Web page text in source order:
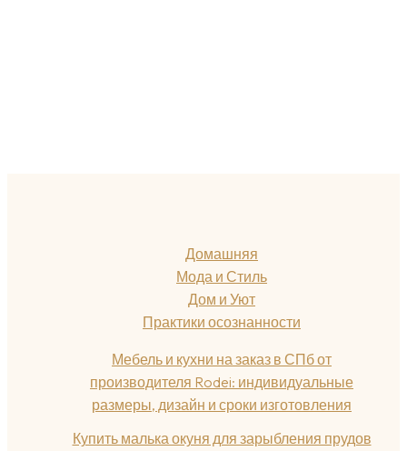
Домашняя
Мода и Стиль
Дом и Уют
Практики осознанности
Мебель и кухни на заказ в СПб от
производителя Rodei: индивидуальные
размеры, дизайн и сроки изготовления
Купить малька окуня для зарыбления прудов